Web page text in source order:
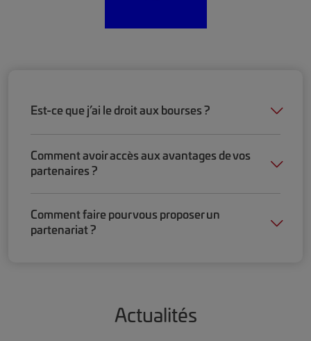
Est-ce que j’ai le droit aux bourses ?
Comment avoir accès aux avantages de vos
partenaires ?
Comment faire pour vous proposer un
partenariat ?
Actualités